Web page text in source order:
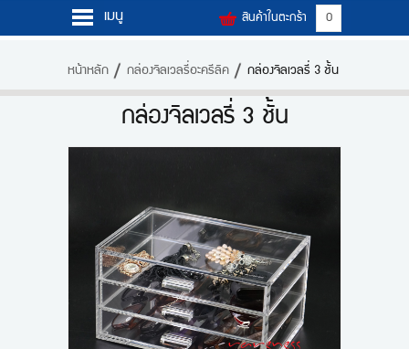
สินค้าในตะกร้า 0
เมนู
สินค้า
ขั้นตอนการสั่งซื้อ
ข่าวสาร
หน้าหลัก กล่องจิลเวลรี่อะครีลิค กล่องจิลเวลรี่ 3 ชั้น
กล่องจิลเวลรี่ 3 ชั้น